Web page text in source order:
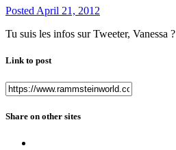
Posted April 21, 2012
Tu suis les infos sur Tweeter, Vanessa ?
Link to post
Share on other sites